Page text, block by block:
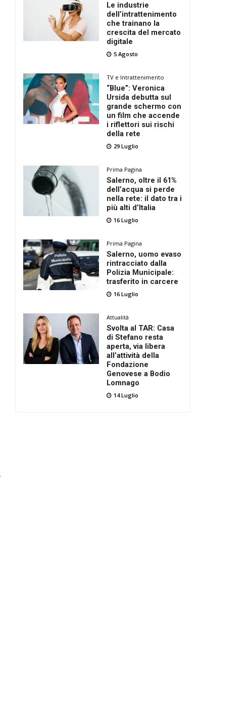
Le industrie
dell’intrattenimento
che trainano la
crescita del mercato
digitale
5 Agosto
TV e Intrattenimento
“Blue”: Veronica
Ursida debutta sul
grande schermo con
un film che accende
i riflettori sui rischi
della rete
29 Luglio
Prima Pagina
Salerno, oltre il 61%
dell’acqua si perde
nella rete: il dato tra i
più alti d’Italia
16 Luglio
Prima Pagina
Salerno, uomo evaso
rintracciato dalla
Polizia Municipale:
trasferito in carcere
16 Luglio
Attualità
Svolta al TAR: Casa
di Stefano resta
aperta, via libera
all’attività della
Fondazione
Genovese a Bodio
Lomnago
14 Luglio